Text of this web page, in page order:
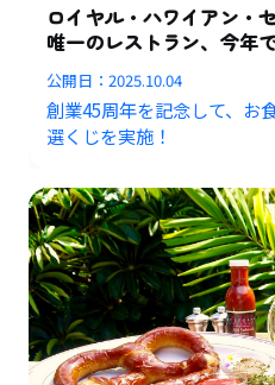
ロイヤル・ハワイアン・
唯一のレストラン、今年
公開日：2025.10.04
創業45周年を記念して、お
選くじを実施！